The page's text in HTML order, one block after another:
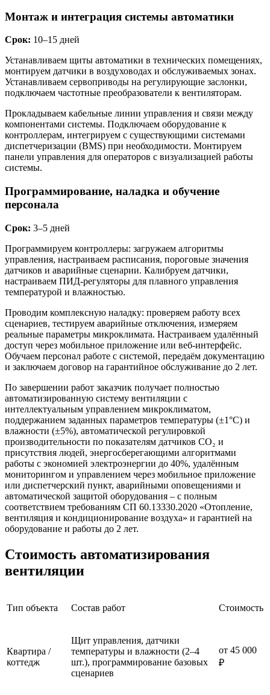
Монтаж и интеграция системы автоматики
Срок: 10–15 дней
Устанавливаем щиты автоматики в технических помещениях,
монтируем датчики в воздуховодах и обслуживаемых зонах.
Устанавливаем сервоприводы на регулирующие заслонки,
подключаем частотные преобразователи к вентиляторам.
Прокладываем кабельные линии управления и связи между
компонентами системы. Подключаем оборудование к
контроллерам, интегрируем с существующими системами
диспетчеризации (BMS) при необходимости. Монтируем
панели управления для операторов с визуализацией работы
системы.
Программирование, наладка и обучение
персонала
Срок: 3–5 дней
Программируем контроллеры: загружаем алгоритмы
управления, настраиваем расписания, пороговые значения
датчиков и аварийные сценарии. Калибруем датчики,
настраиваем ПИД-регуляторы для плавного управления
температурой и влажностью.
Проводим комплексную наладку: проверяем работу всех
сценариев, тестируем аварийные отключения, измеряем
реальные параметры микроклимата. Настраиваем удалённый
доступ через мобильное приложение или веб-интерфейс.
Обучаем персонал работе с системой, передаём документацию
и заключаем договор на гарантийное обслуживание до 2 лет.
По завершении работ заказчик получает полностью
автоматизированную систему вентиляции с
интеллектуальным управлением микроклиматом,
поддержанием заданных параметров температуры (±1°C) и
влажности (±5%), автоматической регулировкой
производительности по показателям датчиков CO₂ и
присутствия людей, энергосберегающими алгоритмами
работы с экономией электроэнергии до 40%, удалённым
мониторингом и управлением через мобильное приложение
или диспетчерский пункт, аварийными оповещениями и
автоматической защитой оборудования – с полным
соответствием требованиям СП 60.13330.2020 «Отопление,
вентиляция и кондиционирование воздуха» и гарантией на
оборудование и работы до 2 лет.
Стоимость автоматизирования
вентиляции
Тип объекта Состав работ Стоимость
Квартира /
коттедж
Щит управления, датчики
температуры и влажности (2–4
шт.), программирование базовых
сценариев
от 45 000
₽